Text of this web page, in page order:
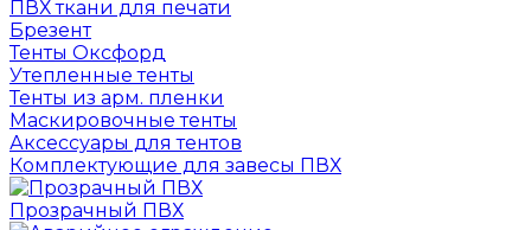
ПВХ ткани для печати
Брезент
Тенты Оксфорд
Утепленные тенты
Тенты из арм. пленки
Маскировочные тенты
Аксессуары для тентов
Комплектующие для завесы ПВХ
Прозрачный ПВХ